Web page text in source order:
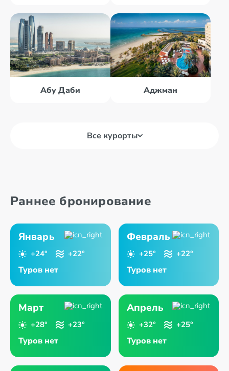
Абу Даби Аджман
Все курорты
Аджман Рас Аль-Хайма
Раннее бронирование
Январь
+24° +22°
Туров нет
Февраль
+25° +22°
Туров нет
Март
+28° +23°
Туров нет
Апрель
+32° +25°
Туров нет